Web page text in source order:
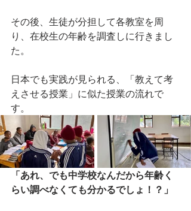
その後、生徒が分担して各教室を周
り、在校生の年齢を調査しに行きまし
た。
日本でも実践が見られる、「教えて考
えさせる授業」に似た授業の流れで
す。
「あれ、でも中学校なんだから年齢く
らい調べなくても分かるでしょ！？」